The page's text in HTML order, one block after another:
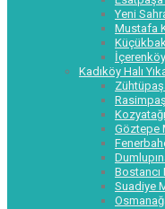
Yeni
Mustafa
Kadıköy Halı
Göztepe
Bostancı
Suadiye